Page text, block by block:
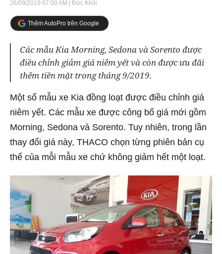
26/09/2019 07:00 AM | Đức Khôi
Thêm AutoPro trên Google
Các mẫu Kia Morning, Sedona và Sorento được
điều chỉnh giảm giá niêm yết và còn được ưu đãi
thêm tiền mặt trong tháng 9/2019.
Một số mẫu xe Kia đồng loạt được điều chỉnh giá
niêm yết. Các mẫu xe được công bố giá mới gồm
Morning, Sedona và Sorento. Tuy nhiên, trong lần
thay đổi giá này, THACO chọn từng phiên bản cụ
thể của mỗi mẫu xe chứ không giảm hết một loạt.